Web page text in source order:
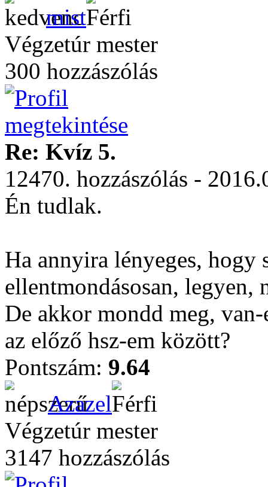
mist
Végzetúr mester
300 hozzászólás
Re: Kvíz 5.
12470. hozzászólás -
Én tudlak.
Ha annyira lényeges, hogy
ellentmondásosan,
De akkor mondd meg, van-
az előző hsz-em között?
Pontszám: 9.64
Azazel
Végzetúr mester
3147 hozzászólás